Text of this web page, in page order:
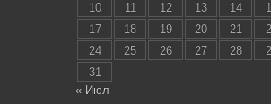
10
11 12 13 14
17
18 19 20 21
24
25 26 27 28
31
« Июл